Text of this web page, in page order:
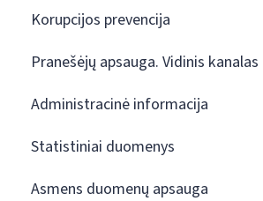
Korupcijos prevencija
Pranešėjų apsauga. Vidinis kanalas
Administracinė informacija
Statistiniai duomenys
Asmens duomenų apsauga